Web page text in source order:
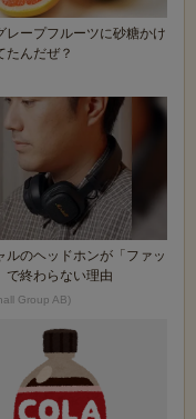
レープフルーツに砂糖かけ
たんだぜ？
ルのヘッドホンが「ファッ
で終わらない理由
Group AB)